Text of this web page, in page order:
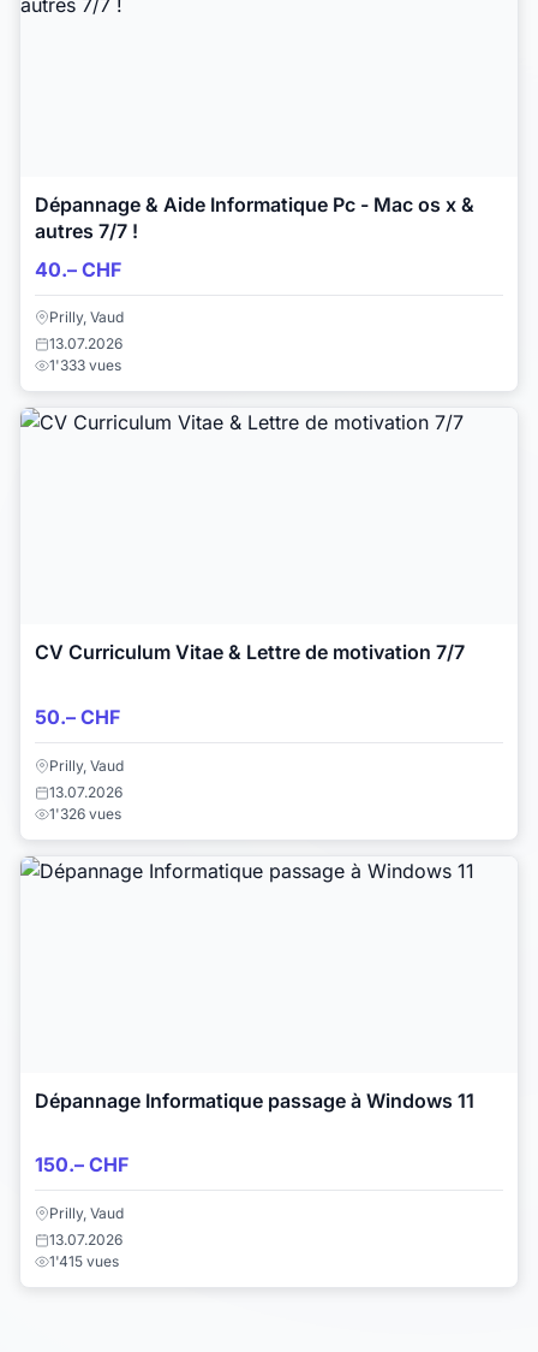
Dépannage & Aide Informatique Pc - Mac os x &
autres 7/7 !
40.– CHF
Prilly, Vaud
13.07.2026
1'333 vues
CV Curriculum Vitae & Lettre de motivation 7/7
50.– CHF
Prilly, Vaud
13.07.2026
1'326 vues
Dépannage Informatique passage à Windows 11
150.– CHF
Prilly, Vaud
13.07.2026
1'415 vues